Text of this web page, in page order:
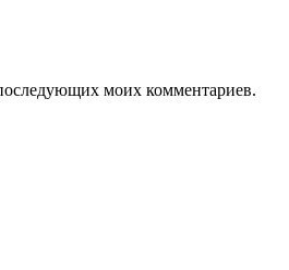
моих комментариев.